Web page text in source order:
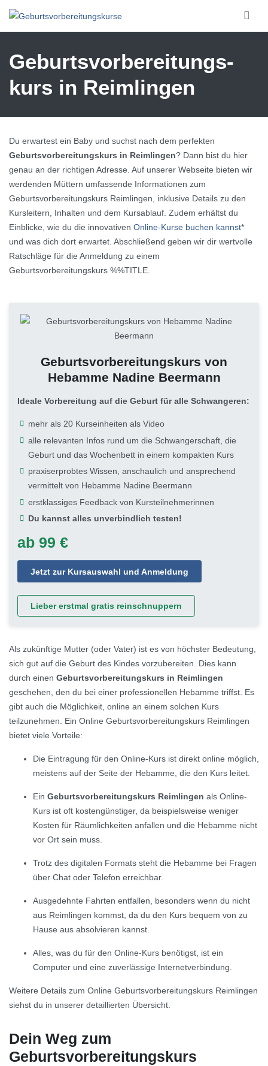
Geburtsvorbereitungs­
kurs in Reimlingen
Du erwartest ein Baby und suchst nach dem perfekten
Geburtsvorbereitungskurs in Reimlingen? Dann bist du hier
genau an der richtigen Adresse. Auf unserer Webseite bieten wir
werdenden Müttern umfassende Informationen zum
Geburtsvorbereitungskurs Reimlingen, inklusive Details zu den
Kursleitern, Inhalten und dem Kursablauf. Zudem erhältst du
Einblicke, wie du die innovativen Online-Kurse buchen kannst*
und was dich dort erwartet. Abschließend geben wir dir wertvolle
Ratschläge für die Anmeldung zu einem
Geburtsvorbereitungskurs %%TITLE.
Geburtsvorbereitungskurs von
Hebamme Nadine Beermann
Ideale Vorbereitung auf die Geburt für alle Schwangeren:
mehr als 20 Kurseinheiten als Video
alle relevanten Infos rund um die Schwangerschaft, die
Geburt und das Wochenbett in einem kompakten Kurs
praxiserprobtes Wissen, anschaulich und ansprechend
vermittelt von Hebamme Nadine Beermann
erstklassiges Feedback von Kursteilnehmerinnen
Du kannst alles unverbindlich testen!
ab 99 €
Jetzt zur Kursauswahl und Anmeldung
Lieber erstmal gratis reinschnuppern
Als zukünftige Mutter (oder Vater) ist es von höchster Bedeutung,
sich gut auf die Geburt des Kindes vorzubereiten. Dies kann
durch einen Geburtsvorbereitungskurs in Reimlingen
geschehen, den du bei einer professionellen Hebamme triffst. Es
gibt auch die Möglichkeit, online an einem solchen Kurs
teilzunehmen. Ein Online Geburtsvorbereitungskurs Reimlingen
bietet viele Vorteile:
Die Eintragung für den Online-Kurs ist direkt online möglich,
meistens auf der Seite der Hebamme, die den Kurs leitet.
Ein Geburtsvorbereitungskurs Reimlingen als Online-
Kurs ist oft kostengünstiger, da beispielsweise weniger
Kosten für Räumlichkeiten anfallen und die Hebamme nicht
vor Ort sein muss.
Trotz des digitalen Formats steht die Hebamme bei Fragen
über Chat oder Telefon erreichbar.
Ausgedehnte Fahrten entfallen, besonders wenn du nicht
aus Reimlingen kommst, da du den Kurs bequem von zu
Hause aus absolvieren kannst.
Alles, was du für den Online-Kurs benötigst, ist ein
Computer und eine zuverlässige Internetverbindung.
Weitere Details zum Online Geburtsvorbereitungskurs Reimlingen
siehst du in unserer detaillierten Übersicht.
Dein Weg zum
Geburtsvorbereitungskurs